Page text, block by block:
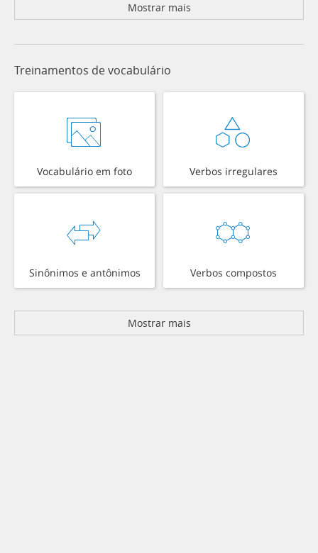
Mostrar mais
Treinamentos de vocabulário
Vocabulário em foto Verbos irregulares
Sinônimos e antônimos Verbos compostos
Mostrar mais